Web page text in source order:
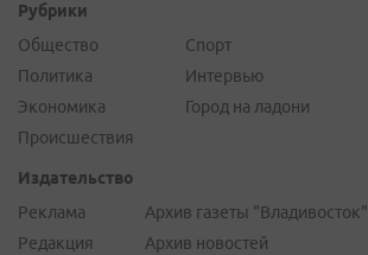
Рубрики
Общество
Политика
Экономика
Происшествия
Спорт
Интервью
Город на ладони
Издательство
Реклама
Редакция
Архив газеты "Владивосток"
Архив новостей